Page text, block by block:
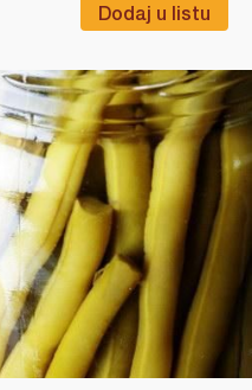
Dodaj u listu